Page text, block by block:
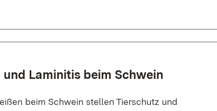
Laminitis beim Schwein
beim Schwein stellen Tierschutz und